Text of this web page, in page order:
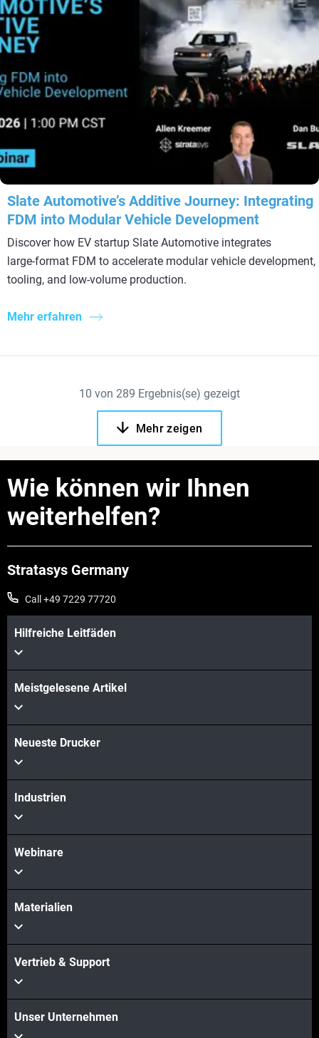
Slate Automotive’s Additive Journey: Integrating
FDM into Modular Vehicle Development
Discover how EV startup Slate Automotive integrates
large‑format FDM to accelerate modular vehicle development,
tooling, and low‑volume production.
Mehr erfahren
10 von 289 Ergebnis(se) gezeigt
Mehr zeigen
Wie können wir Ihnen
weiterhelfen?
Stratasys Germany
Call +49 7229 77720
Hilfreiche Leitfäden
Meistgelesene Artikel
Neueste Drucker
Industrien
Webinare
Materialien
Vertrieb & Support
Unser Unternehmen